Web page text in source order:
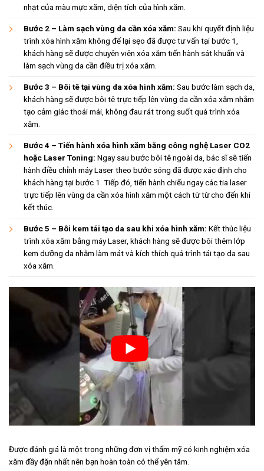
nhạt của màu mực xăm, diện tích của hình xăm.
Bước 2 – Làm sạch vùng da cần xóa xăm: Sau khi quyết định liệu
trình xóa hình xăm không để lại sẹo đã được tư vấn tại bước 1,
khách hàng sẽ được chuyên viên xóa xăm tiến hành sát khuẩn và
làm sạch vùng da cần điều trị xóa xăm.
Bước 3 – Bôi tê tại vùng da xóa hình xăm: Sau bước làm sạch da,
khách hàng sẽ được bôi tê trực tiếp lên vùng da cần xóa xăm nhằm
tạo cảm giác thoái mái, không đau rát trong suốt quá trình xóa
xăm.
Bước 4 – Tiến hành xóa hình xăm bằng công nghệ Laser CO2
hoặc Laser Toning: Ngay sau bước bôi tê ngoài da, bác sĩ sẽ tiến
hành điều chỉnh máy Laser theo bước sóng đã được xác định cho
khách hàng tại bước 1. Tiếp đó, tiến hành chiếu ngay các tia laser
trực tiếp lên vùng da cần xóa hình xăm một cách từ từ cho đến khi
kết thúc.
Bước 5 – Bôi kem tái tạo da sau khi xóa hình xăm: Kết thúc liệu
trình xóa xăm bằng máy Laser, khách hàng sẽ được bôi thêm lớp
kem dưỡng da nhằm làm mát và kích thích quá trình tái tạo da sau
xóa xăm.
Được đánh giá là một trong những đơn vị thẩm mỹ có kinh nghiệm xóa
xăm đầy đặn nhất nên bạn hoàn toàn có thể yên tâm.